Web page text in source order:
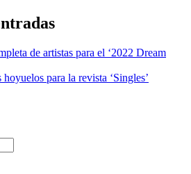
de artistas para el ‘2022 Dream
para la revista ‘Singles’